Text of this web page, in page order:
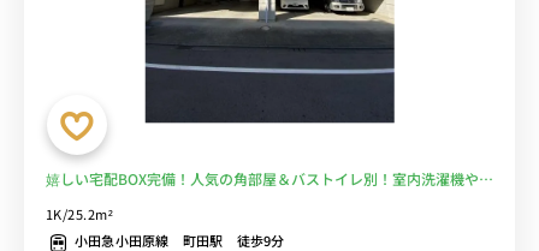
嬉しい宅配BOX完備！人気の角部屋＆バストイレ別！室内洗濯機や冷
るWi-Fi格安レンタル中！
1K/25.2m²
小田急小田原線 町田駅 徒歩9分